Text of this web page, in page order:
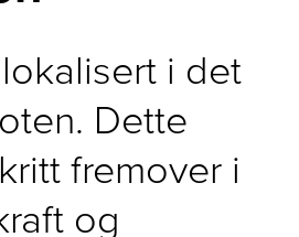
i det
Dette
fremover i
og